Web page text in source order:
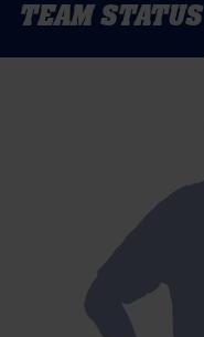
TEAM STATUS